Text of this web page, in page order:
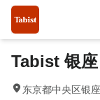
Tabist 银座
东京都中央区银